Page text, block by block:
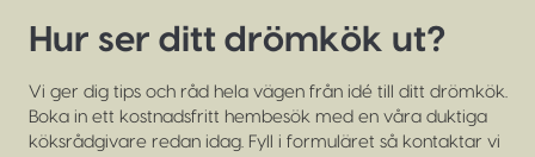
Hur ser ditt drömkök ut?
Vi ger dig tips och råd hela vägen från idé till ditt drömkök.
Boka in ett kostnadsfritt hembesök med en våra duktiga
köksrådgivare redan idag. Fyll i formuläret så kontaktar vi